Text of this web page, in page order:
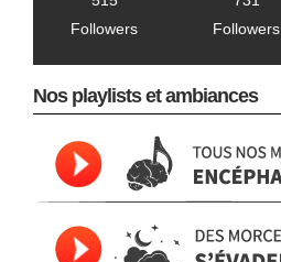
Followers
Followers
Nos playlists et ambiances